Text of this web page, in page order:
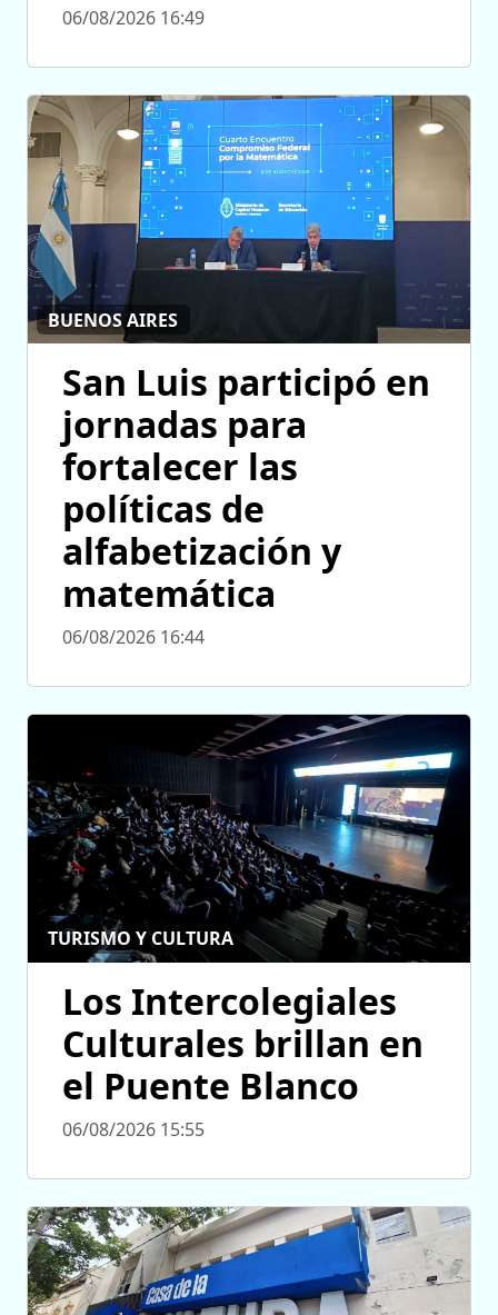
06/08/2026 16:49
BUENOS AIRES
San Luis participó en
jornadas para
fortalecer las
políticas de
alfabetización y
matemática
06/08/2026 16:44
TURISMO Y CULTURA
Los Intercolegiales
Culturales brillan en
el Puente Blanco
06/08/2026 15:55